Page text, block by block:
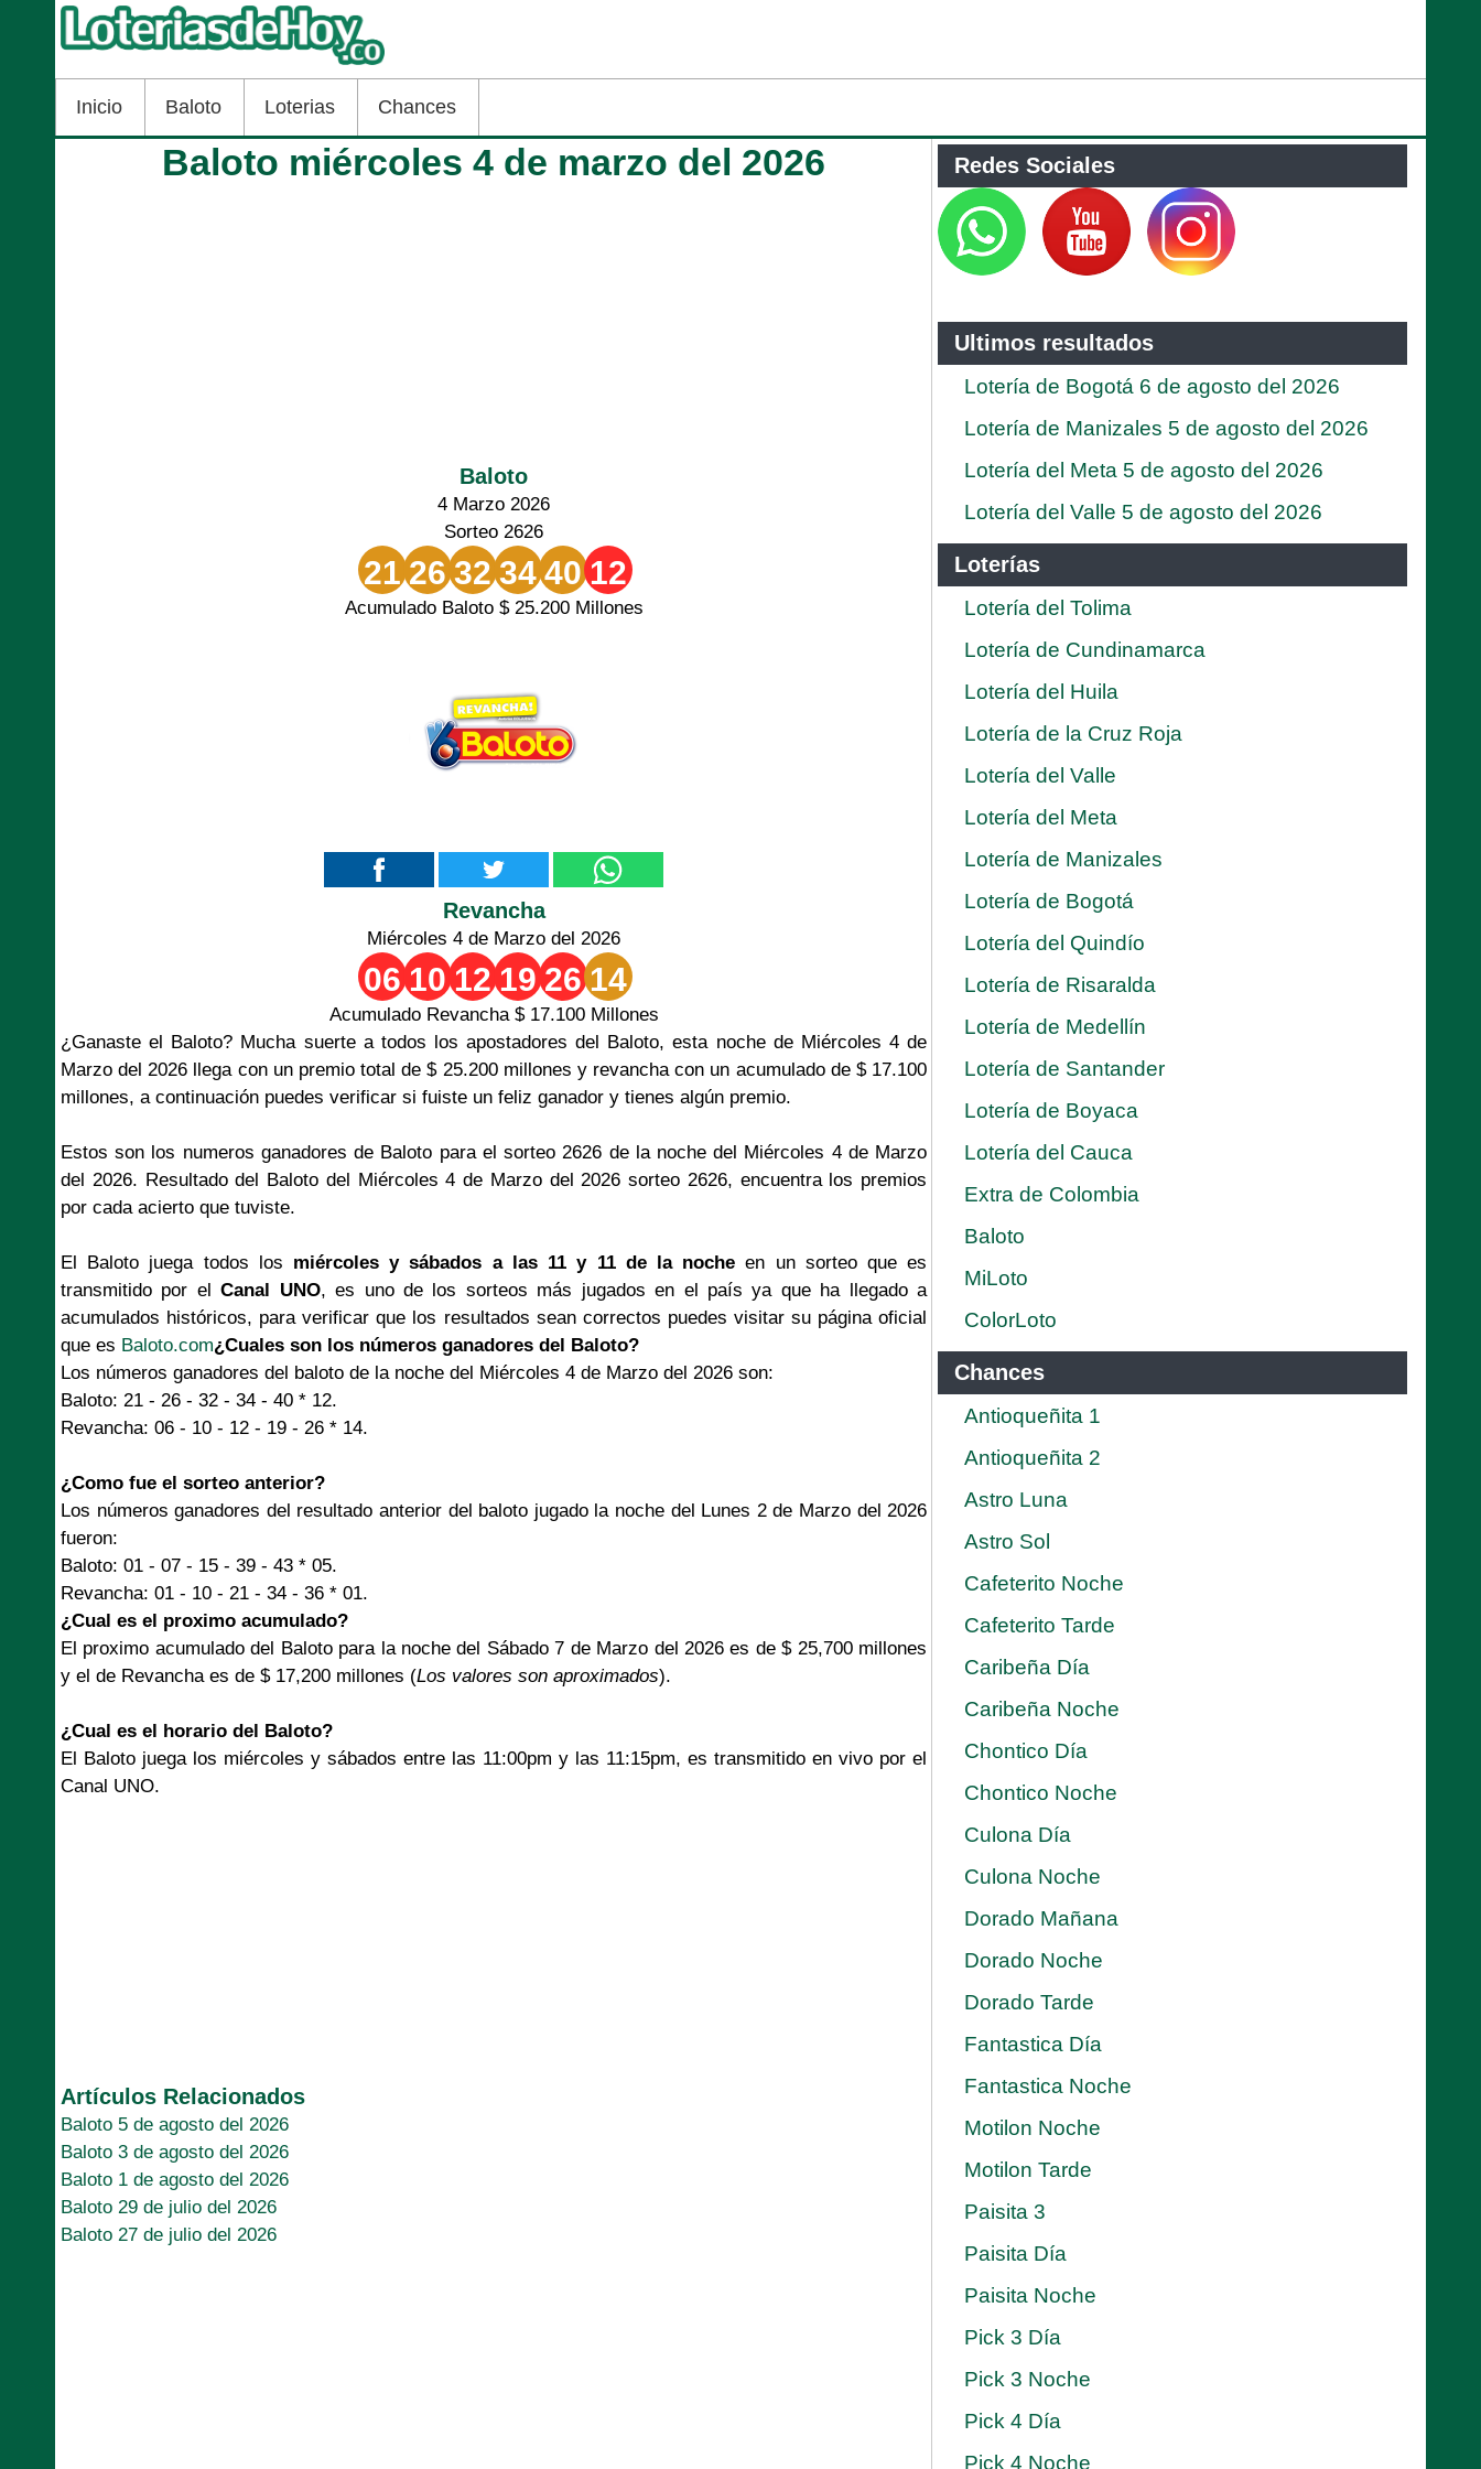
Inicio Baloto Loterias Chances
Baloto miércoles 4 de marzo del 2026
Baloto
4 Marzo 2026
Sorteo 2626
21 26 32 34 40 12
Acumulado Baloto $ 25.200 Millones
Revancha
Miércoles 4 de Marzo del 2026
06 10 12 19 26 14
Acumulado Revancha $ 17.100 Millones
¿Ganaste el Baloto? Mucha suerte a todos los apostadores del Baloto, esta noche de Miércoles 4 de
Marzo del 2026 llega con un premio total de $ 25.200 millones y revancha con un acumulado de $ 17.100
millones, a continuación puedes verificar si fuiste un feliz ganador y tienes algún premio.
Estos son los numeros ganadores de Baloto para el sorteo 2626 de la noche del Miércoles 4 de Marzo
del 2026. Resultado del Baloto del Miércoles 4 de Marzo del 2026 sorteo 2626, encuentra los premios
por cada acierto que tuviste.
El Baloto juega todos los miércoles y sábados a las 11 y 11 de la noche en un sorteo que es
transmitido por elCanal UNO, es uno de los sorteos más jugados en el país ya que ha llegado a
acumulados históricos, para verificar que los resultados sean correctos puedes visitar su página oficial
que es Baloto.com¿Cuales son los números ganadores del Baloto?
Los números ganadores del baloto de la noche del Miércoles 4 de Marzo del 2026 son:
Baloto: 21 - 26 - 32 - 34 - 40 * 12.
Revancha: 06 - 10 - 12 - 19 - 26 * 14.
¿Como fue el sorteo anterior?
Los números ganadores del resultado anterior del baloto jugado la noche del Lunes 2 de Marzo del 2026
fueron:
Baloto: 01 - 07 - 15 - 39 - 43 * 05.
Revancha: 01 - 10 - 21 - 34 - 36 * 01.
¿Cual es el proximo acumulado?
El proximo acumulado del Baloto para la noche del Sábado 7 de Marzo del 2026 es de $ 25,700 millones
y el de Revancha es de $ 17,200 millones (Los valores son aproximados).
¿Cual es el horario del Baloto?
El Baloto juega los miércoles y sábados entre las 11:00pm y las 11:15pm, es transmitido en vivo por el
Canal UNO.
Artículos Relacionados
Baloto 5 de agosto del 2026
Baloto 3 de agosto del 2026
Baloto 1 de agosto del 2026
Baloto 29 de julio del 2026
Baloto 27 de julio del 2026
Redes Sociales
Ultimos resultados
Lotería de Bogotá 6 de agosto del 2026
Lotería de Manizales 5 de agosto del 2026
Lotería del Meta 5 de agosto del 2026
Lotería del Valle 5 de agosto del 2026
Loterías
Lotería del Tolima
Lotería de Cundinamarca
Lotería del Huila
Lotería de la Cruz Roja
Lotería del Valle
Lotería del Meta
Lotería de Manizales
Lotería de Bogotá
Lotería del Quindío
Lotería de Risaralda
Lotería de Medellín
Lotería de Santander
Lotería de Boyaca
Lotería del Cauca
Extra de Colombia
Baloto
MiLoto
ColorLoto
Chances
Antioqueñita 1
Antioqueñita 2
Astro Luna
Astro Sol
Cafeterito Noche
Cafeterito Tarde
Caribeña Día
Caribeña Noche
Chontico Día
Chontico Noche
Culona Día
Culona Noche
Dorado Mañana
Dorado Noche
Dorado Tarde
Fantastica Día
Fantastica Noche
Motilon Noche
Motilon Tarde
Paisita 3
Paisita Día
Paisita Noche
Pick 3 Día
Pick 3 Noche
Pick 4 Día
Pick 4 Noche